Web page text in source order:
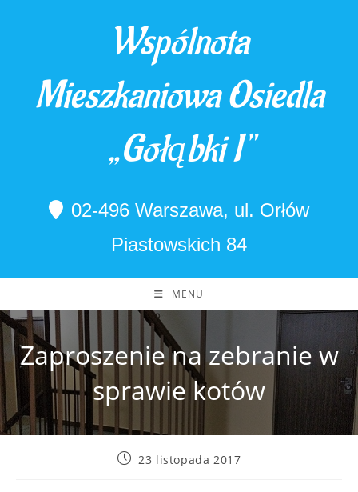
Wspólnota
Mieszkaniowa Osiedla
„Gołąbki I"
02-496 Warszawa, ul. Orłów
Piastowskich 84
MENU
Zaproszenie na zebranie w
sprawie kotów
Post23 listopada 2017